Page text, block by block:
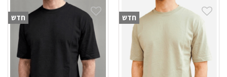
סוגים.
ניתן
לבחור
את
האפשרויות
בעמוד
המוצר
סוגים.
ניתן
לבחור
את
האפשרויות
בעמוד
המוצר
חדש חדש